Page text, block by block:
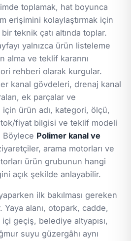
toplamak, hat boyunca
erişimini kolaylaştırmak için
teknik çatı altında toplar.
yalnızca ürün listeleme
alma ve teklif kararını
rehberi olarak kurgular.
kanal gövdeleri, drenaj kanal
ek parçalar ve
için ürün adı, kategori, ölçü,
fiyat bilgisi ve teklif modeli
Böylece Polimer kanal ve
arama motorları ve
ürün grubunun hangi
açık şekilde anlayabilir.
ilk bakılması gereken
Yaya alanı, otopark, cadde,
geçiş, belediye altyapısı,
suyu güzergâhı aynı